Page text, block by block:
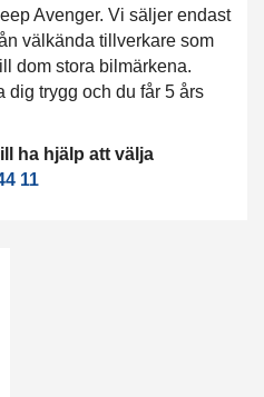
Avenger. Vi säljer endast
välkända tillverkare som
dom stora bilmärkena.
dig trygg och du får 5 års
ha hjälp att välja
11